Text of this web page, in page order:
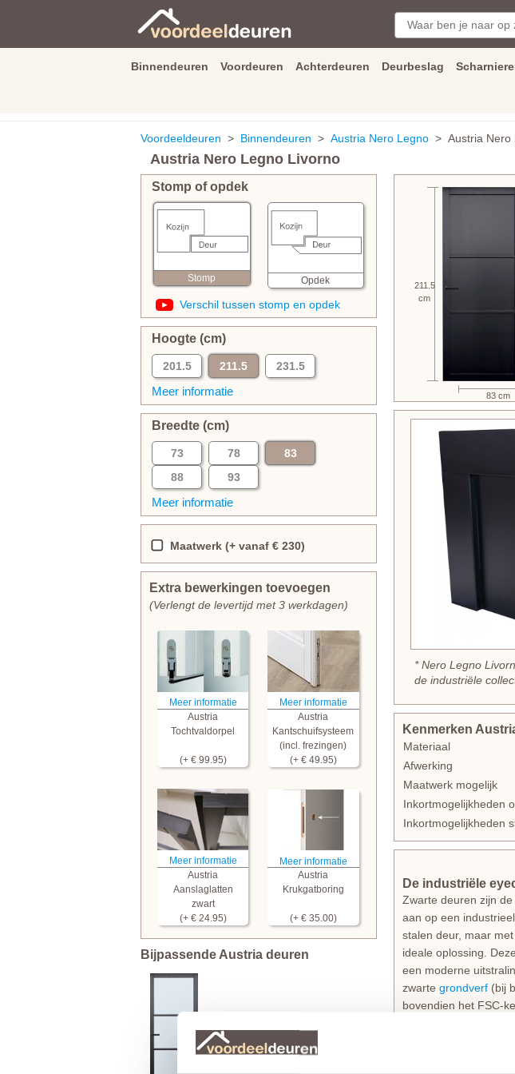
Binnendeuren Voordeuren Achterdeuren Deurbeslag
Voordeeldeuren > Binnendeuren > Austria Nero Legno > Austria Nero
Austria Nero Legno Livorno
Stomp of opdek
Stomp Opdek
Verschil tussen stomp en opdek
Hoogte (cm)
201.5 211.5
231.5
Meer informatie
Breedte (cm)
73 78
83
88
93
Meer informatie
Maatwerk (+ vanaf € 230)
Extra bewerkingen toevoegen
(Verlengt de levertijd met 3 werkdagen)
Meer informatie
Austria
Tochtvaldorpel
(+ € 99.95)
Meer informatie
Austria
Kantschuifsysteem
(incl. frezingen)
(+ € 49.95)
Meer informatie
Austria
Aanslaglatten
zwart
(+ € 24.95)
Meer informatie
Austria
Krukgatboring
(+ € 35.00)
Bijpassende Austria deuren
211.5
cm
83 cm
* Nero Legno
de industriële
Kenmerken
Materiaal
Afwerking
Maatwerk mogelijk
Inkortmogelijkheden
Inkortmogelijkheden
De industriële
Zwarte deuren zijn
aan op een
stalen deur, maar
ideale oplossing.
een moderne
zwarte grondverf (bij
bovendien het FSC-